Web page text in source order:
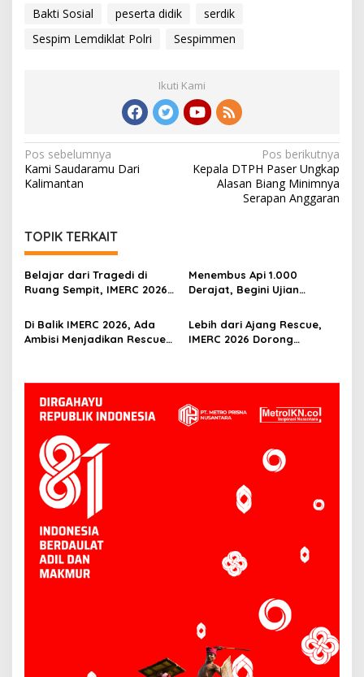
Bakti Sosial peserta didik
serdik
Sespim Lemdiklat Polri
Sespimmen
Ikuti Kami
Navigasi
pos
Pos sebelumnya
Kami Saudaramu Dari
Kalimantan
Pos berikutnya
Kepala DTPH Paser Ungkap
Alasan Biang Minimnya
Serapan Anggaran
TOPIK TERKAIT
Belajar dari Tragedi di
Ruang Sempit, IMERC 2026
Selamatkan Korban
Menembus Api 1.000
Derajat, Begini Ujian
Di Balik IMERC 2026, Ada
Ambisi Menjadikan Rescuer
Lebih dari Ajang Rescue,
IMERC 2026 Dorong